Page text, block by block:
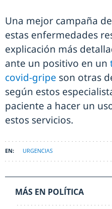
Una mejor campaña
estas enfermedades
explicación más
ante un positivo en un
covid-gripe son otras
según estos
paciente a hacer un
estos servicios.
URGENCIAS
MÁS EN POLÍTICA